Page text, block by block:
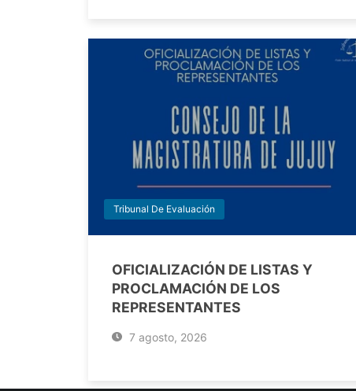
Tribunal De Evaluación
OFICIALIZACIÓN DE LISTAS Y
PROCLAMACIÓN DE LOS
REPRESENTANTES
7 agosto, 2026